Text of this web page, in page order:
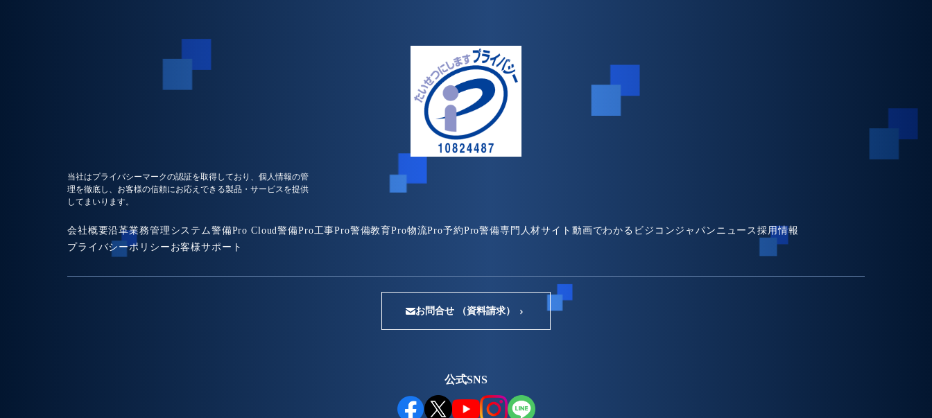
当社はプライバシーマークの認証を取得しており、個人情報の管
理を徹底し、お客様の信頼にお応えできる製品・サービスを提供
してまいります。
会社概要沿革業務管理システム警備Pro Cloud警備Pro工事Pro警備教育Pro物流Pro予約Pro警備専門人材サイト 動画でわかるビジコンジャパン ニュース採用情報
プライバシーポリシー お客様サポート
お問合せ （資料請求）
公式SNS